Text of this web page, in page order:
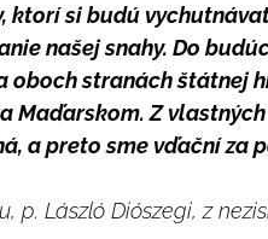
ktorí si budú
našej snahy. Do
oboch stranách štátnej
Maďarskom. Z
a preto sme vďační za
p. László Diószegi, z